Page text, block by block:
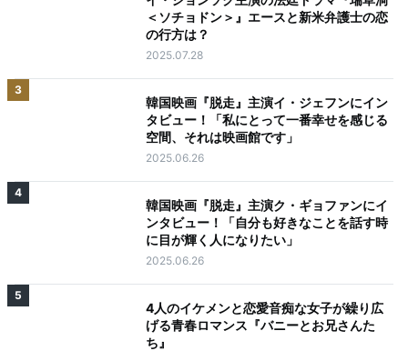
＜ソチョドン＞』エースと新米弁護士の恋
の行方は？
2025.07.28
3
韓国映画『脱走』主演イ・ジェフンにイン
タビュー！「私にとって一番幸せを感じる
空間、それは映画館です」
2025.06.26
4
韓国映画『脱走』主演ク・ギョファンにイ
ンタビュー！「自分も好きなことを話す時
に目が輝く人になりたい」
2025.06.26
5
4人のイケメンと恋愛音痴な女子が繰り広
げる青春ロマンス『バニーとお兄さんた
ち』